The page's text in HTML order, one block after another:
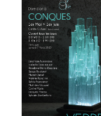
CONQUES 2019